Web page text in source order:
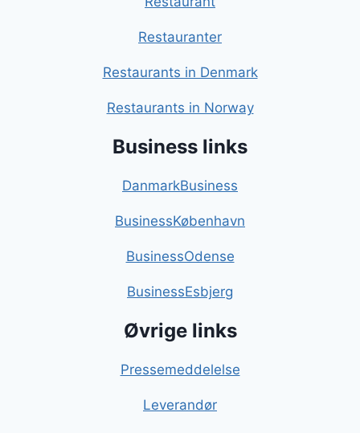
Restauranter
Restaurants in Denmark
Restaurants in Norway
Business links
DanmarkBusiness
BusinessKøbenhavn
BusinessOdense
BusinessEsbjerg
Øvrige links
Pressemeddelelse
Leverandør